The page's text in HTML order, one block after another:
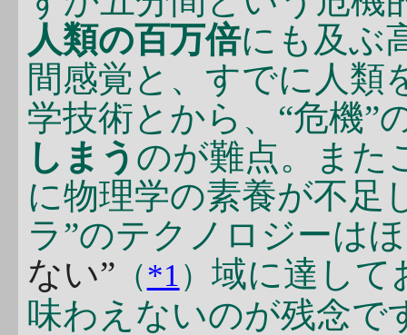
人類の百万倍にも及ぶ
間感覚と、すでに人類
学技術とから、“危機”
しまう のが難点。また
に物理学の素養が不足
ラ”のテクノロジーは
ない” （*1） 域に達して
味わえないのが残念で